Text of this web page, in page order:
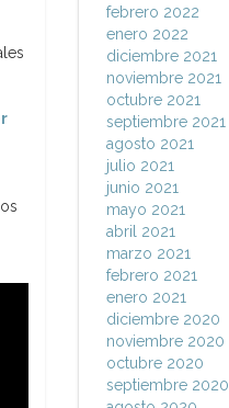
febrero 2022
enero 2022
diciembre 2021
noviembre 2021
octubre 2021
septiembre 2021
agosto 2021
julio 2021
junio 2021
mayo 2021
abril 2021
marzo 2021
febrero 2021
enero 2021
diciembre 2020
noviembre 2020
octubre 2020
septiembre 2020